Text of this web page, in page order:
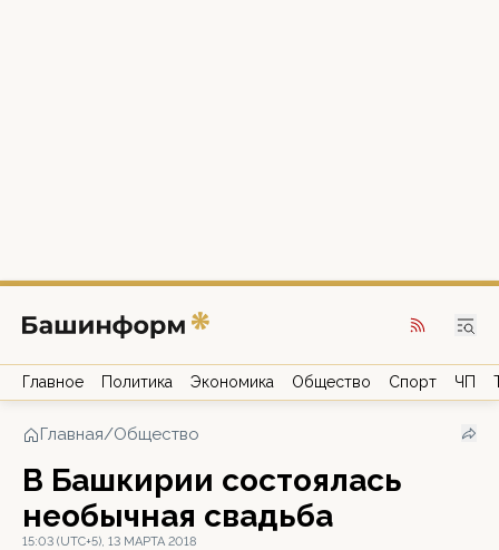
Главное Политика Экономика Общество Спорт ЧП
Главная/Общество
В Башкирии состоялась
необычная свадьба
15:03 (UTC+5), 13 МАРТА 2018